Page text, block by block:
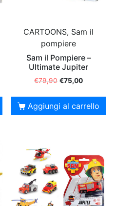
CARTOONS, Sam il
pompiere
Sam il Pompiere –
Ultimate Jupiter
€79,90 €75,00
Aggiungi al carrello